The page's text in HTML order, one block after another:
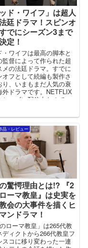
ッド・ワイフ」は超人
廷ドラマ！スピンオ
でにシーズン3まで
定！
・ワイフは最高の脚本と
監督によって作られた超
メの法廷ドラマ。すでに
オフとして続編も製作さ
り、いまもまだ人気の衰
外ドラマです。NETFLIX
シーズン配信中なので、
品・レビュー
驚愕理由とは!? 『2
ーマ教皇』は史実を
会の大事件を描くヒ
ンドラマ！
のローマ教皇」は265代教
ディクトから266代教皇フ
スコに移り変わった一連